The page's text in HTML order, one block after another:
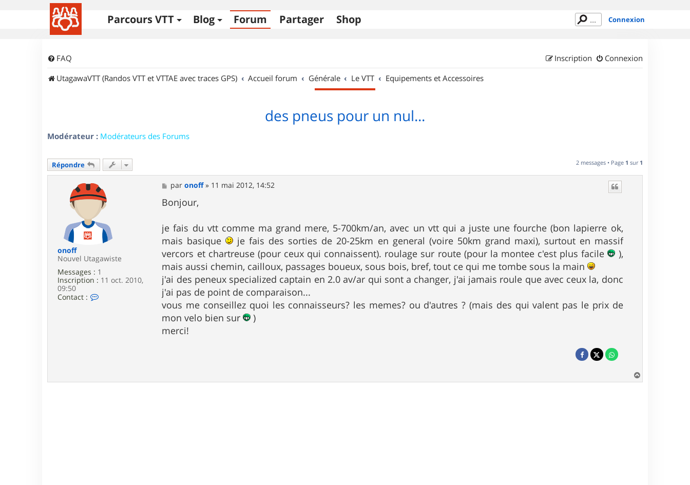
Parcours VTT Blog Forum Partager Shop Connexion
FAQ Connexion
Inscription
UtagawaVTT (Randos VTT et VTTAE avec traces GPS)
Accueil forum Générale Le VTT Equipements et Accessoires
des pneus pour un nul...
Modérateur : Modérateurs des Forums
Répondre 2 messages • Page 1 sur 1
onoff
Nouvel Utagawiste
Messages : 1
Inscription : 11 oct. 2010,
09:50
Contact :
M
e
s
s
g
e
paronoff» 11 mai 2012, 14:52
Bonjour,
je fais du vtt comme ma grand mere, 5-700km/an, avec un vtt qui a juste une fourche (bon lapierre ok,
mais basique
je fais des sorties de 20-25km en general (voire 50km grand maxi), surtout en massif
vercors et chartreuse (pour ceux qui connaissent). roulage sur route (pour la montee c'est plus facile
),
mais aussi chemin, cailloux, passages boueux, sous bois, bref, tout ce qui me tombe sous la main
j'ai des peneux specialized captain en 2.0 av/ar qui sont a changer, j'ai jamais roule que avec ceux la, donc
j'ai pas de point de comparaison...
vous me conseillez quoi les connaisseurs? les memes? ou d'autres ? (mais des qui valent pas le prix de
mon velo bien sur
)
merci!
a